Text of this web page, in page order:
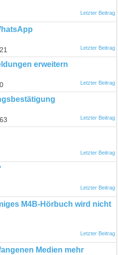
erweitern
M4B-Hörbuch wird nicht
Medien mehr